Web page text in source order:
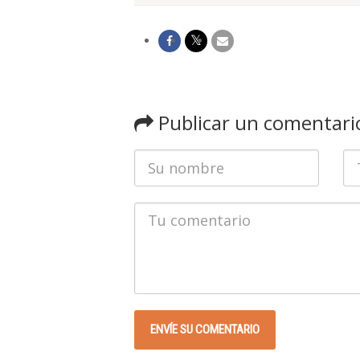
Publicar un